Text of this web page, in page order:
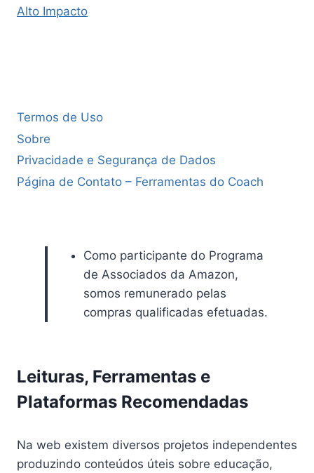
Alto Impacto
Termos de Uso
Sobre
Privacidade e Segurança de Dados
Página de Contato – Ferramentas do Coach
Como participante do Programa
de Associados da Amazon,
somos remunerado pelas
compras qualificadas efetuadas.
Leituras, Ferramentas e
Plataformas Recomendadas
Na web existem diversos projetos independentes
produzindo conteúdos úteis sobre educação,